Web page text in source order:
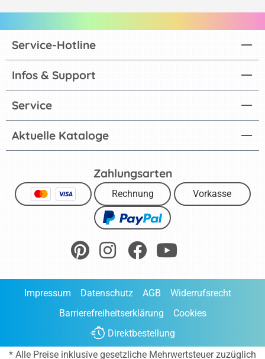
Aktuelle Kataloge
Service-Hotline
Infos & Support
Service
Zahlungsarten
Rechnung Vorkasse
Impressum Datenschutz AGB
Widerrufsrecht
Barrierefreiheitserklärung
Cookies
Direktbestellung
* Alle Preise inklusive gesetzliche Mehrwertsteuer zuzüglich